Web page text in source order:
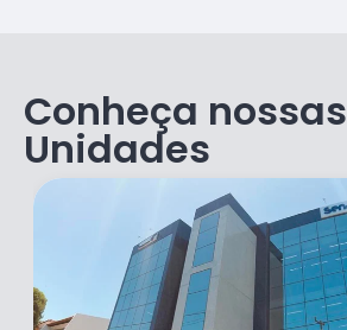
Conheça nossas
Unidades